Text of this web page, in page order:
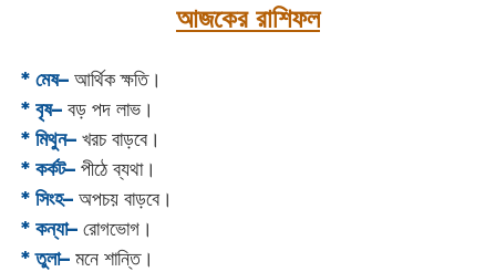
আজকের রাশিফল
* মেষ–আর্থিক ক্ষতি।
* বৃষ–বড় পদ লাভ।
* মিথুন–খরচ বাড়বে।
* কর্কট–পীঠে ব্যথা।
* সিংহ–অপচয় বাড়বে।
* কন্যা–রোগভোগ।
* তুলা–মনে শান্তি।